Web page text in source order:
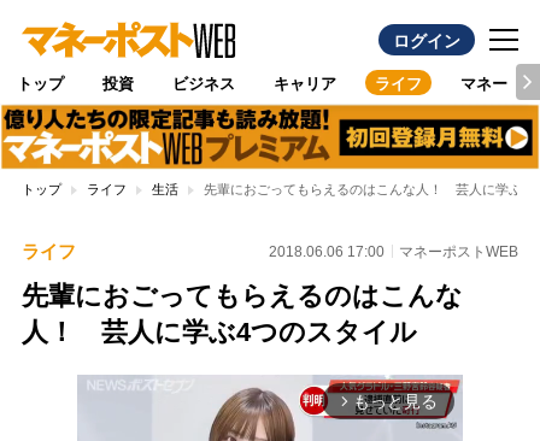
ログイン
トップ 投資 ビジネス キャリア ライフ マネー
トップ ライフ 生活 先輩におごってもらえるのはこんな人！ 芸人に学ぶ4
ライフ 2018.06.06 17:00 マネーポストWEB
先輩におごってもらえるのはこんな
人！ 芸人に学ぶ4つのスタイル
arrow_forward_ios もっと見る